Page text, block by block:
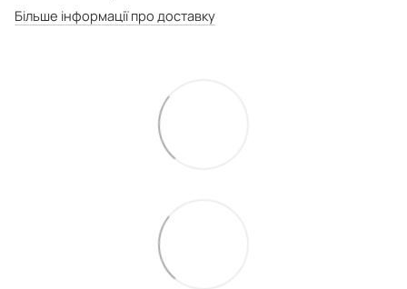
Більше інформації про доставку